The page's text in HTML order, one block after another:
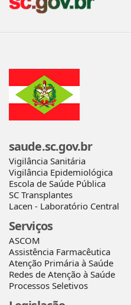
saude.sc.gov.br
Vigilância Sanitária
Vigilância Epidemiológica
Escola de Saúde Pública
SC Transplantes
Lacen - Laboratório Central
Serviços
ASCOM
Assistência Farmacêutica
Atenção Primária à Saúde
Redes de Atenção à Saúde
Processos Seletivos